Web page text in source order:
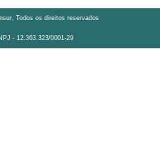
Todos os direitos reservados
- 12.363.323/0001-29